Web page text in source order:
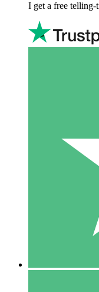
I get a free telling-